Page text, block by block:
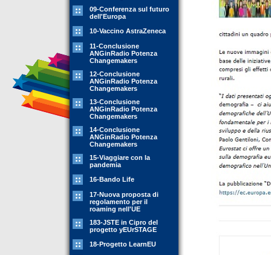
09-Conferenza sul futuro
dell'Europa
10-Vaccino AstraZeneca
11-Conclusione
ANGinRadio Potenza
Changemakers
12-Conclusione
ANGinRadio Potenza
Changemakers
13-Conclusione
ANGinRadio Potenza
Changemakers
14-Conclusione
ANGinRadio Potenza
Changemakers
15-Viaggiare con la
pandemia
16-Bando Life
17-Nuova proposta di
regolamento per il
roaming nell'UE
183-JSTE in Cipro del
progetto yEUrSTAGE
18-Progetto LearnEU